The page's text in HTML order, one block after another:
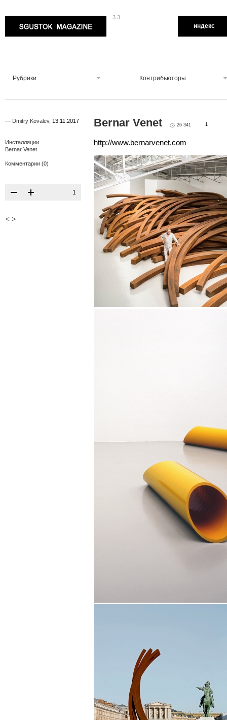
3.3
индекс
Рубрики Контрибьюторы
— Dmitry Kovalev, 13.11.2017
Инсталляции
Bernar Venet
Комментарии (0)
1
< >
Bernar Venet 26 341 1
http://www.bernarvenet.com